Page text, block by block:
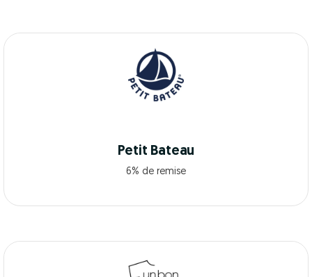
Petit Bateau
6% de remise